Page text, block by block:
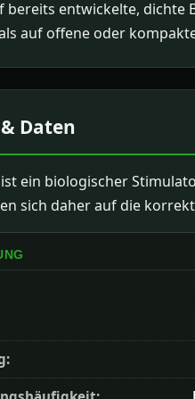
bereits entwickelte, dichte
auf offene oder
Daten
ein biologischer
sich daher auf die